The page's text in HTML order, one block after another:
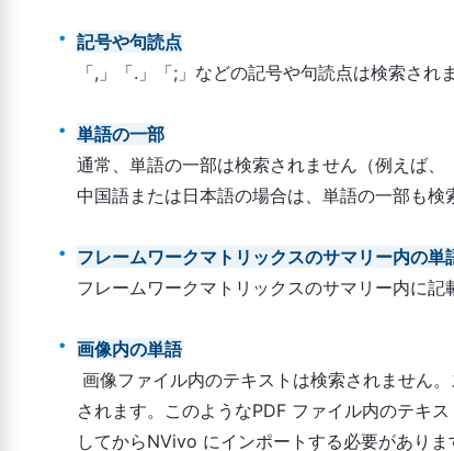
記号や句読点
「,」「.」「;」などの記号や句読点は検索され
単語の一部
通常、単語の一部は検索されません（例えば
中国語または日本語の場合は、単語の一部も検
フレームワークマトリックスのサマリー内の単
フレームワークマトリックスのサマリー内に記
画像内の単語
画像ファイル内のテキストは検索されません
されます。このようなPDF ファイル内のテキ
してからNVivo にインポートする必要がありま